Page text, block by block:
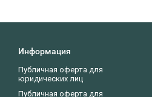
Информация
Публичная оферта для
юридических лиц
Публичная оферта для